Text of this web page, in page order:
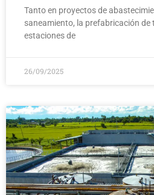
Tanto en proyectos de
saneamiento, la prefabricación de
estaciones de
26/09/2025